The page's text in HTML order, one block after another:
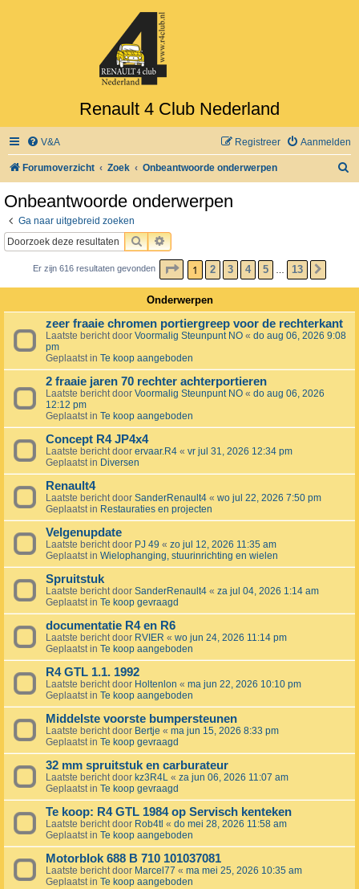
Renault 4 Club Nederland
V&A Aanmelden
Registreer
Forumoverzicht Zoek Onbeantwoorde onderwerpen
Onbeantwoorde onderwerpen
Ga naar uitgebreid zoeken
ZOEKUITGEBREID ZOEKEN
Er zijn 616 resultaten gevonden PAGINA VAN 13
1 2 3 4 5 13
Onderwerpen
zeer fraaie chromen portiergreep voor de rechterkant
Laatste bericht door Voormalig Steunpunt NO « do aug 06, 2026 9:08
pm
Geplaatst in Te koop aangeboden
2 fraaie jaren 70 rechter achterportieren
Laatste bericht door Voormalig Steunpunt NO « do aug 06, 2026
12:12 pm
Geplaatst in Te koop aangeboden
Concept R4 JP4x4
Laatste bericht door ervaar.R4 « vr jul 31, 2026 12:34 pm
Geplaatst in Diversen
Renault4
Laatste bericht door SanderRenault4 « wo jul 22, 2026 7:50 pm
Geplaatst in Restauraties en projecten
Velgenupdate
Laatste bericht door PJ 49 « zo jul 12, 2026 11:35 am
Geplaatst in Wielophanging, stuurinrichting en wielen
Spruitstuk
Laatste bericht door SanderRenault4 « za jul 04, 2026 1:14 am
Geplaatst in Te koop gevraagd
documentatie R4 en R6
Laatste bericht door RVIER « wo jun 24, 2026 11:14 pm
Geplaatst in Te koop aangeboden
R4 GTL 1.1. 1992
Laatste bericht door Holtenlon « ma jun 22, 2026 10:10 pm
Geplaatst in Te koop aangeboden
Middelste voorste bumpersteunen
Laatste bericht door Bertje « ma jun 15, 2026 8:33 pm
Geplaatst in Te koop gevraagd
32 mm spruitstuk en carburateur
Laatste bericht door kz3R4L « za jun 06, 2026 11:07 am
Geplaatst in Te koop gevraagd
Te koop: R4 GTL 1984 op Servisch kenteken
Laatste bericht door Rob4tl « do mei 28, 2026 11:58 am
Geplaatst in Te koop aangeboden
Motorblok 688 B 710 101037081
Laatste bericht door Marcel77 « ma mei 25, 2026 10:35 am
Geplaatst in Te koop aangeboden